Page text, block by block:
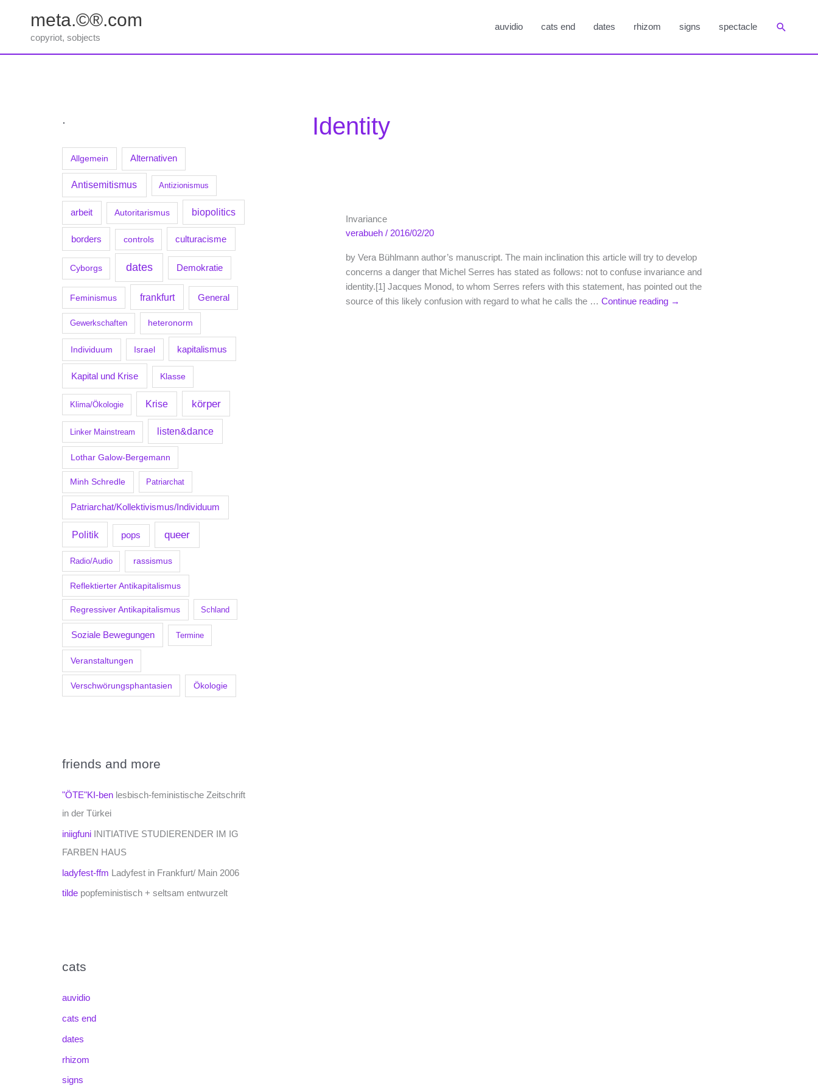
springen
meta.©®.com
copyriot, sobjects
auvidio cats end dates rhizom signs spectacle Suchen
.
Allgemein Alternativen
Antisemitismus Antizionismus
arbeit Autoritarismus biopolitics
borders controls culturacisme
Cyborgs dates Demokratie
Feminismus frankfurt General
Gewerkschaften heteronorm
Individuum Israel kapitalismus
Kapital und Krise Klasse
Klima/Ökologie Krise körper
Linker Mainstream listen&dance
Lothar Galow-Bergemann
Minh Schredle Patriarchat
Patriarchat/Kollektivismus/Individuum
Politik pops queer
Radio/Audio rassismus
Reflektierter Antikapitalismus
Regressiver Antikapitalismus Schland
Soziale Bewegungen Termine
Veranstaltungen
Verschwörungsphantasien Ökologie
friends and more
"ÖTE"KI-ben lesbisch-feministische Zeitschrift
in der Türkei
iniigfuni INITIATIVE STUDIERENDER IM IG
FARBEN HAUS
ladyfest-ffm Ladyfest in Frankfurt/ Main 2006
tilde popfeministisch + seltsam entwurzelt
cats
auvidio
cats end
dates
rhizom
signs
Identity
Invariance
verabueh/ 2016/02/20
by Vera Bühlmann author’s manuscript. The main inclination this article will try to develop
concerns a danger that Michel Serres has stated as follows: not to confuse invariance and
identity.[1] Jacques Monod, to whom Serres refers with this statement, has pointed out the
source of this likely confusion with regard to what he calls the …Continue reading →